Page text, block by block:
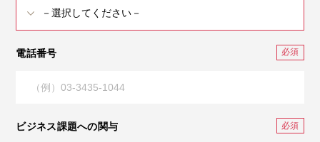
電話番号
ビジネス課題への関与